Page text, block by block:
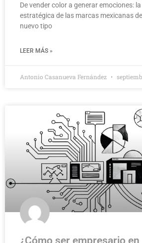
De vender color a generar emociones:
estratégica de las marcas mexicanas
nuevo tipo
LEER MÁS »
Antonio Casanueva Fernández
¿Cómo ser empresario